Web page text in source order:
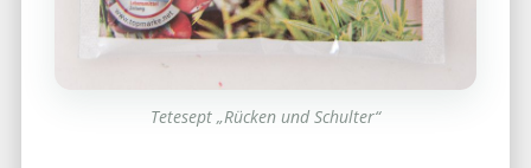
Tetesept „Rücken und Schulter“